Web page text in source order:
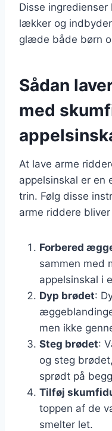
Disse
lækker og
glæde både børn
Sådan
med
At lave arme
appelsinskal er en
trin. Følg disse
arme riddere
Forbered
sammen med
appelsinskal i
Dyp brødet:
men ikke
Steg brødet:
og steg
sprødt på
Tilføj
toppen af de
smelter let.